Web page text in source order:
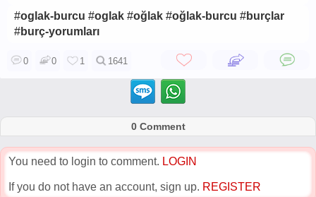
#oglak-burcu #oglak #oğlak #oğlak-burcu #burçlar
#burç-yorumları
0 0 1 1641
0 Comment
You need to login to comment. LOGIN
If you do not have an account, sign up. REGISTER